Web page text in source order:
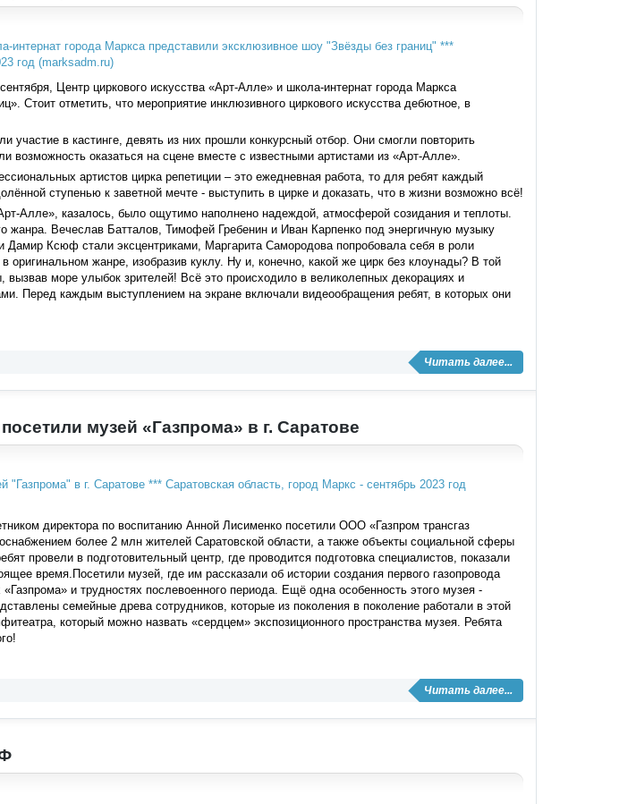
Центр циркового искусства «Арт-Алле» и школа-интернат города Маркса
Стоит отметить, что мероприятие инклюзивного циркового искусства дебютное, в
участие в кастинге, девять из них прошли конкурсный отбор. Они смогли повторить
возможность оказаться на сцене вместе с известными артистами из «Арт-Алле».
артистов цирка репетиции – это ежедневная работа, то для ребят каждый
ступенью к заветной мечте - выступить в цирке и доказать, что в жизни возможно всё!
Алле», казалось, было ощутимо наполнено надеждой, атмосферой созидания и теплоты.
жанра. Вечеслав Батталов, Тимофей Гребенин и Иван Карпенко под энергичную музыку
Дамир Ксюф стали эксцентриками, Маргарита Самородова попробовала себя в роли
жанре, изобразив куклу. Ну и, конечно, какой же цирк без клоунады? В той
море улыбок зрителей! Всё это происходило в великолепных декорациях и
Перед каждым выступлением на экране включали видеообращения ребят, в которых они
Читать далее...
музей «Газпрома» в г. Саратове
директора по воспитанию Анной Лисименко посетили ООО «Газпром трансгаз
более 2 млн жителей Саратовской области, а также объекты социальной сферы
провели в подготовительный центр, где проводится подготовка специалистов, показали
время.Посетили музей, где им рассказали об истории создания первого газопровода
и трудностях послевоенного периода. Ещё одна особенность этого музея -
семейные древа сотрудников, которые из поколения в поколение работали в этой
который можно назвать «сердцем» экспозиционного пространства музея. Ребята
Читать далее...